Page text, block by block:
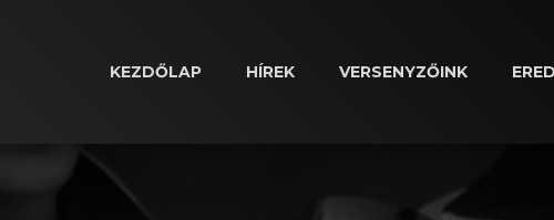
KEZDŐLAP HÍREK VERSENYZŐINK